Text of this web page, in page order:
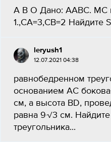
А B O Дано: AABC. MС
1.,СА=3,СВ=2 Найдите
leryush1
12.07.2021 04:38
равнобедренном
основанием АС
см, а высота BD,
равна 9√3 см.
треугольника...